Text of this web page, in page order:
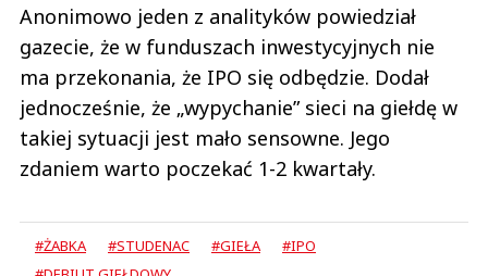
Anonimowo jeden z analityków powiedział
gazecie, że w funduszach inwestycyjnych nie
ma przekonania, że IPO się odbędzie. Dodał
jednocześnie, że „wypychanie” sieci na giełdę w
takiej sytuacji jest mało sensowne. Jego
zdaniem warto poczekać 1-2 kwartały.
#ŻABKA #STUDENAC #GIEŁA
#IPO